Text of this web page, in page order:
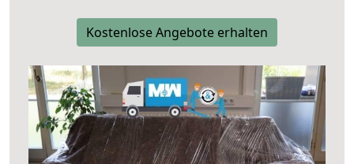
Kostenlose Angebote erhalten